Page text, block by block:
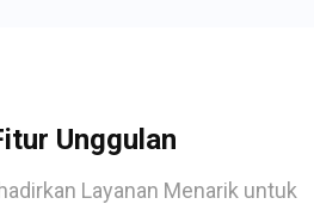
Unggulan
Layanan Menarik untuk